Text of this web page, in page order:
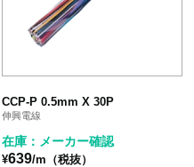
CCP-P 0.5mm X 30P
伸興電線
在庫：メーカー確認
¥639/m（税抜）